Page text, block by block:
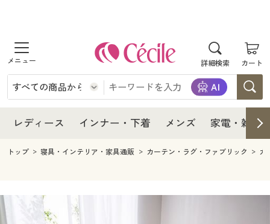
詳細検索 カート
商品を探す
レディース
レディースファッション
インナー・下着
インナー・下着通販すべて
メンズ下着
メンズ
メンズファッション
家電・雑貨すべて
寝具・インテリア・家具
レディース インナー・下着 メンズ 家電・雑貨
レディース
レディース通販すべて
レディースファッション
インナー・下着
インナー・下着通販すべて
ジュニア・ティーンズ下着
メンズ
メンズ下着
寝具・インテリア・家具通販すべて
美容・健康
トップ 寝具・インテリア・家具通販 カーテン・ラグ・ファブリック カ